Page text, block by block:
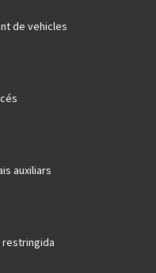
de vehicles
auxiliars
restringida